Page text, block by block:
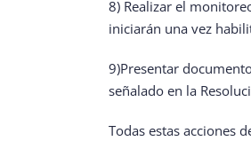
8) Realizar el
iniciarán una vez
9)Presentar
señalado en la
Todas estas acciones